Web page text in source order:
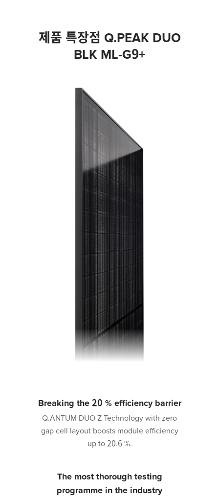
제품 특장점 Q.PEAK DUO
BLK ML-G9+
Breaking the 20 % efficiency barrier
Q.ANTUM DUO Z Technology with zero
gap cell layout boosts module efficiency
up to 20.6 %.
The most thorough testing
programme in the industry